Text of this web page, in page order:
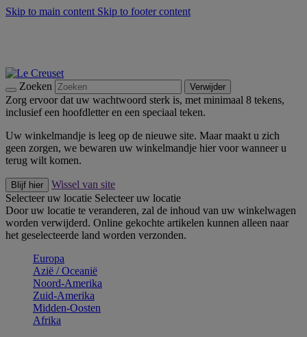
Skip to main content Skip to footer content
Zoeken Verwijder
Zorg ervoor dat uw wachtwoord sterk is, met minimaal 8 tekens,
inclusief een hoofdletter en een speciaal teken.
Uw winkelmandje is leeg op de nieuwe site. Maar maakt u zich
geen zorgen, we bewaren uw winkelmandje hier voor wanneer u
terug wilt komen.
Blijf hier
Wissel van site
Selecteer uw locatie Selecteer uw locatie
Door uw locatie te veranderen, zal de inhoud van uw winkelwagen
worden verwijderd. Online gekochte artikelen kunnen alleen naar
het geselecteerde land worden verzonden.
Europa
Aziё / Oceaniё
Noord-Amerika
Zuid-Amerika
Midden-Oosten
Afrika